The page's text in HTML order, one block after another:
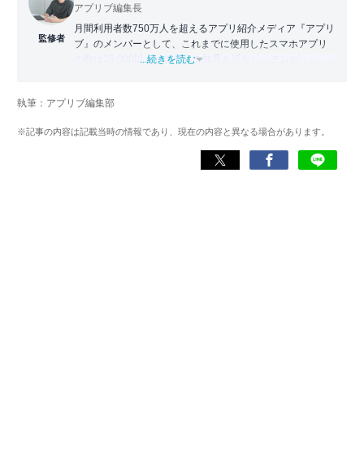
監修者
アプリブ編集長
月間利用者数750万人を超えるアプリ紹介メディア『アプリ
ブ』のメンバーとして、これまでに使用したスマホアプリ
の数は25,000以上。アプリの知見を活かし、テレビ・
化アプリの紹介）、TBS『サタプラ』（スマホライフが変
スマホアプリ）他
...続きを読む
執筆：アプリブ編集部
※記事の内容は記載当時の情報であり、現在の内容と異なる場合があります。